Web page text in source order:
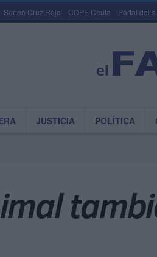
Sorteo Cruz Roja COPE Ceuta Portal del
JUSTICIA POLÍTICA